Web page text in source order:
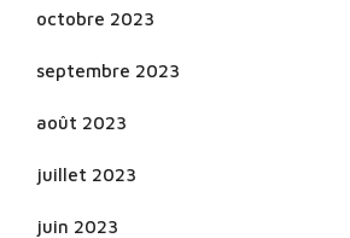
octobre 2023
septembre 2023
août 2023
juillet 2023
juin 2023